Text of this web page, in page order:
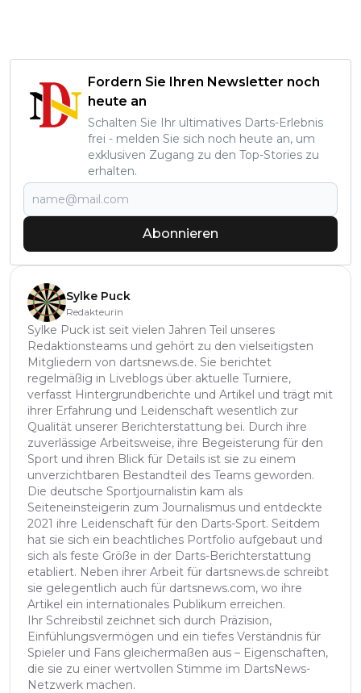
Fordern Sie Ihren Newsletter noch
heute an
Schalten Sie Ihr ultimatives Darts-Erlebnis
frei - melden Sie sich noch heute an, um
exklusiven Zugang zu den Top-Stories zu
erhalten.
Abonnieren
Sylke Puck
Redakteurin
Sylke Puck ist seit vielen Jahren Teil unseres
Redaktionsteams und gehört zu den vielseitigsten
Mitgliedern von dartsnews.de. Sie berichtet
regelmäßig in Liveblogs über aktuelle Turniere,
verfasst Hintergrundberichte und Artikel und trägt mit
ihrer Erfahrung und Leidenschaft wesentlich zur
Qualität unserer Berichterstattung bei. Durch ihre
zuverlässige Arbeitsweise, ihre Begeisterung für den
Sport und ihren Blick für Details ist sie zu einem
unverzichtbaren Bestandteil des Teams geworden.
Die deutsche Sportjournalistin kam als
Seiteneinsteigerin zum Journalismus und entdeckte
2021 ihre Leidenschaft für den Darts-Sport. Seitdem
hat sie sich ein beachtliches Portfolio aufgebaut und
sich als feste Größe in der Darts-Berichterstattung
etabliert. Neben ihrer Arbeit für dartsnews.de schreibt
sie gelegentlich auch für dartsnews.com, wo ihre
Artikel ein internationales Publikum erreichen.
Ihr Schreibstil zeichnet sich durch Präzision,
Einfühlungsvermögen und ein tiefes Verständnis für
Spieler und Fans gleichermaßen aus – Eigenschaften,
die sie zu einer wertvollen Stimme im DartsNews-
Netzwerk machen.